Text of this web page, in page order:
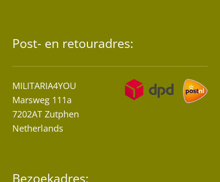
Post- en retouradres:
MILITARIA4YOU
Marsweg 111a
7202AT Zutphen
Netherlands
Bezoekadres: